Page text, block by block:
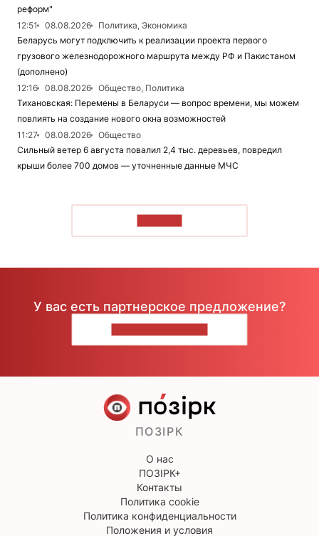
реформ"
12:51
08.08.2026
Политика, Экономика
Беларусь могут подключить к реализации проекта первого
грузового железнодорожного маршрута между РФ и Пакистаном
(дополнено)
12:16
08.08.2026
Общество, Политика
Тихановская: Перемены в Беларуси — вопрос времени, мы можем
повлиять на создание нового окна возможностей
11:27
08.08.2026
Общество
Сильный ветер 6 августа повалил 2,4 тыс. деревьев, повредил
крыши более 700 домов — уточненные данные МЧС
У вас есть партнерское предложение?
ПОЗІРК
О нас
ПОЗІРК+
Контакты
Политика cookie
Политика конфиденциальности
Положения и условия